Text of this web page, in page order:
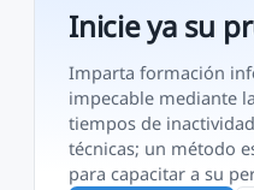
Inicie ya su
Imparta formación
impecable mediante
tiempos de
técnicas; un método
para capacitar a su